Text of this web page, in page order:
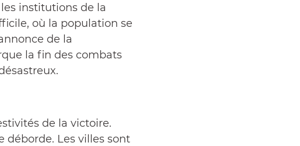
institutions de la
où la population se
de la
la fin des combats
de la victoire.
déborde. Les villes sont